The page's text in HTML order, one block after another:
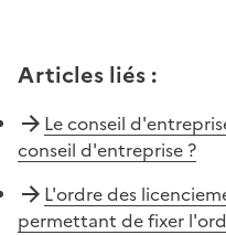
Articles liés :
Le conseil
conseil d'entreprise ?
L'ordre des
permettant de fixer